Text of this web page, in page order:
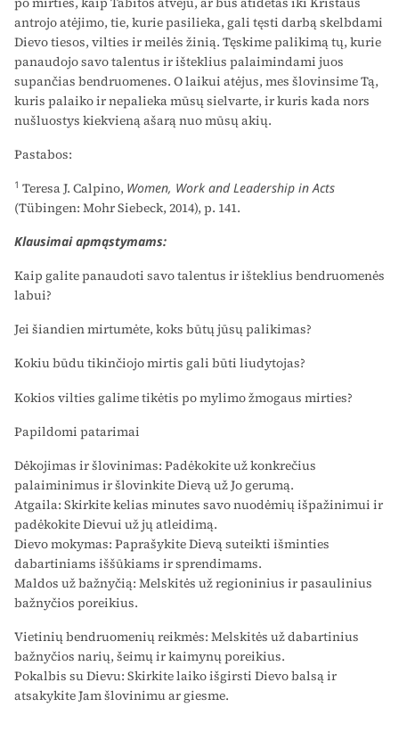
antrojo atėjimo, tie, kurie pasilieka, gali tęsti darbą skelbdami
Dievo tiesos, vilties ir meilės žinią. Tęskime palikimą tų, kurie
panaudojo savo talentus ir išteklius palaimindami juos
supančias bendruomenes. O laikui atėjus, mes šlovinsime Tą,
kuris palaiko ir nepalieka mūsų sielvarte, ir kuris kada nors
nušluostys kiekvieną ašarą nuo mūsų akių.
Pastabos:
1 Teresa J. Calpino, Women, Work and Leadership in Acts
(Tübingen: Mohr Siebeck, 2014), p. 141.
Klausimai apmąstymams:
Kaip galite panaudoti savo talentus ir išteklius bendruomenės
labui?
Jei šiandien mirtumėte, koks būtų jūsų palikimas?
Kokiu būdu tikinčiojo mirtis gali būti liudytojas?
Kokios vilties galime tikėtis po mylimo žmogaus mirties?
Papildomi patarimai
Dėkojimas ir šlovinimas: Padėkokite už konkrečius
palaiminimus ir šlovinkite Dievą už Jo gerumą.
Atgaila: Skirkite kelias minutes savo nuodėmių išpažinimui ir
padėkokite Dievui už jų atleidimą.
Dievo mokymas: Paprašykite Dievą suteikti išminties
dabartiniams iššūkiams ir sprendimams.
Maldos už bažnyčią: Melskitės už regioninius ir pasaulinius
bažnyčios poreikius.
Vietinių bendruomenių reikmės: Melskitės už dabartinius
bažnyčios narių, šeimų ir kaimynų poreikius.
Pokalbis su Dievu: Skirkite laiko išgirsti Dievo balsą ir
atsakykite Jam šlovinimu ar giesme.